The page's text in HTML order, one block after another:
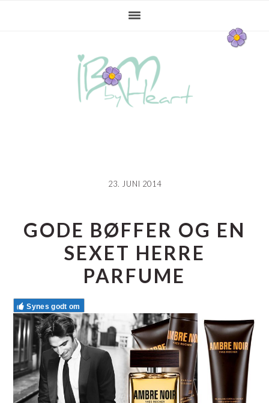
23. JUNI 2014
GODE BØFFER OG EN
SEXET HERRE
PARFUME
Synes godt om